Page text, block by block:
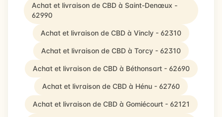
Achat et livraison de CBD à Saint-Denœux -
62990
Achat et livraison de CBD à Vincly - 62310
Achat et livraison de CBD à Torcy - 62310
Achat et livraison de CBD à Béthonsart - 62690
Achat et livraison de CBD à Hénu - 62760
Achat et livraison de CBD à Gomiécourt - 62121